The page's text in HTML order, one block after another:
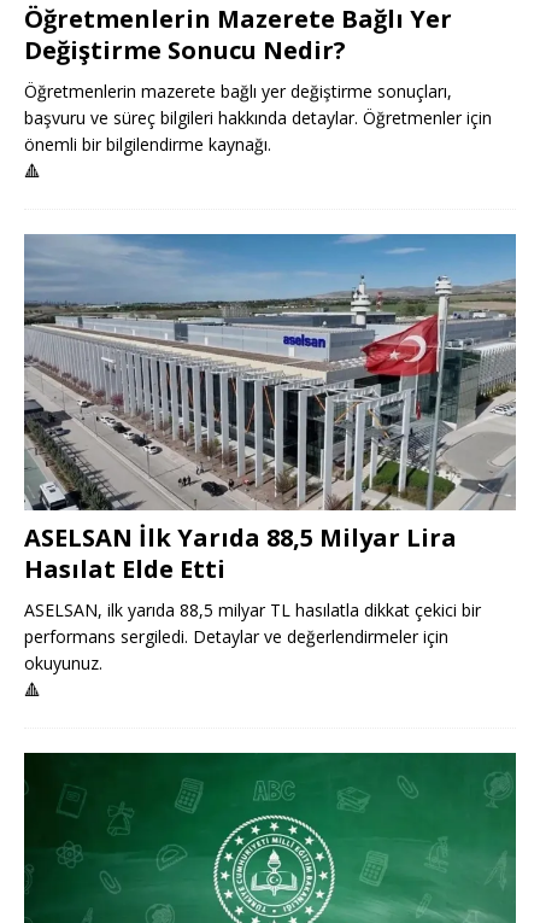
Öğretmenlerin Mazerete Bağlı Yer
Değiştirme Sonucu Nedir?
Öğretmenlerin mazerete bağlı yer değiştirme sonuçları,
başvuru ve süreç bilgileri hakkında detaylar. Öğretmenler için
önemli bir bilgilendirme kaynağı.
🔺
ASELSAN İlk Yarıda 88,5 Milyar Lira
Hasılat Elde Etti
ASELSAN, ilk yarıda 88,5 milyar TL hasılatla dikkat çekici bir
performans sergiledi. Detaylar ve değerlendirmeler için
okuyunuz.
🔺